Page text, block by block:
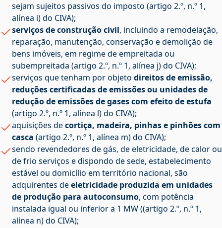
sejam sujeitos passivos do imposto (artigo 2.º, n.º 1,
alínea i) do CIVA);
serviços de construção civil, incluindo a remodelação,
reparação, manutenção, conservação e demolição de
bens imóveis, em regime de empreitada ou
subempreitada (artigo 2.º, n.º 1, alínea j) do CIVA);
serviços que tenham por objeto direitos de emissão,
reduções certificadas de emissões ou unidades de
redução de emissões de gases com efeito de estufa
(artigo 2.º, n.º 1, alínea l) do CIVA);
aquisições decortiça, madeira, pinhas e pinhões com
casca (artigo 2.º, n.º 1, alínea m) do CIVA);
sendo revendedores de gás, de eletricidade, de calor ou
de frio serviços e dispondo de sede, estabelecimento
estável ou domicílio em território nacional, são
adquirentes deeletricidade produzida em unidades
de produção para autoconsumo, com potência
instalada igual ou inferior a 1 MW ((artigo 2.º, n.º 1,
alínea n) do CIVA);